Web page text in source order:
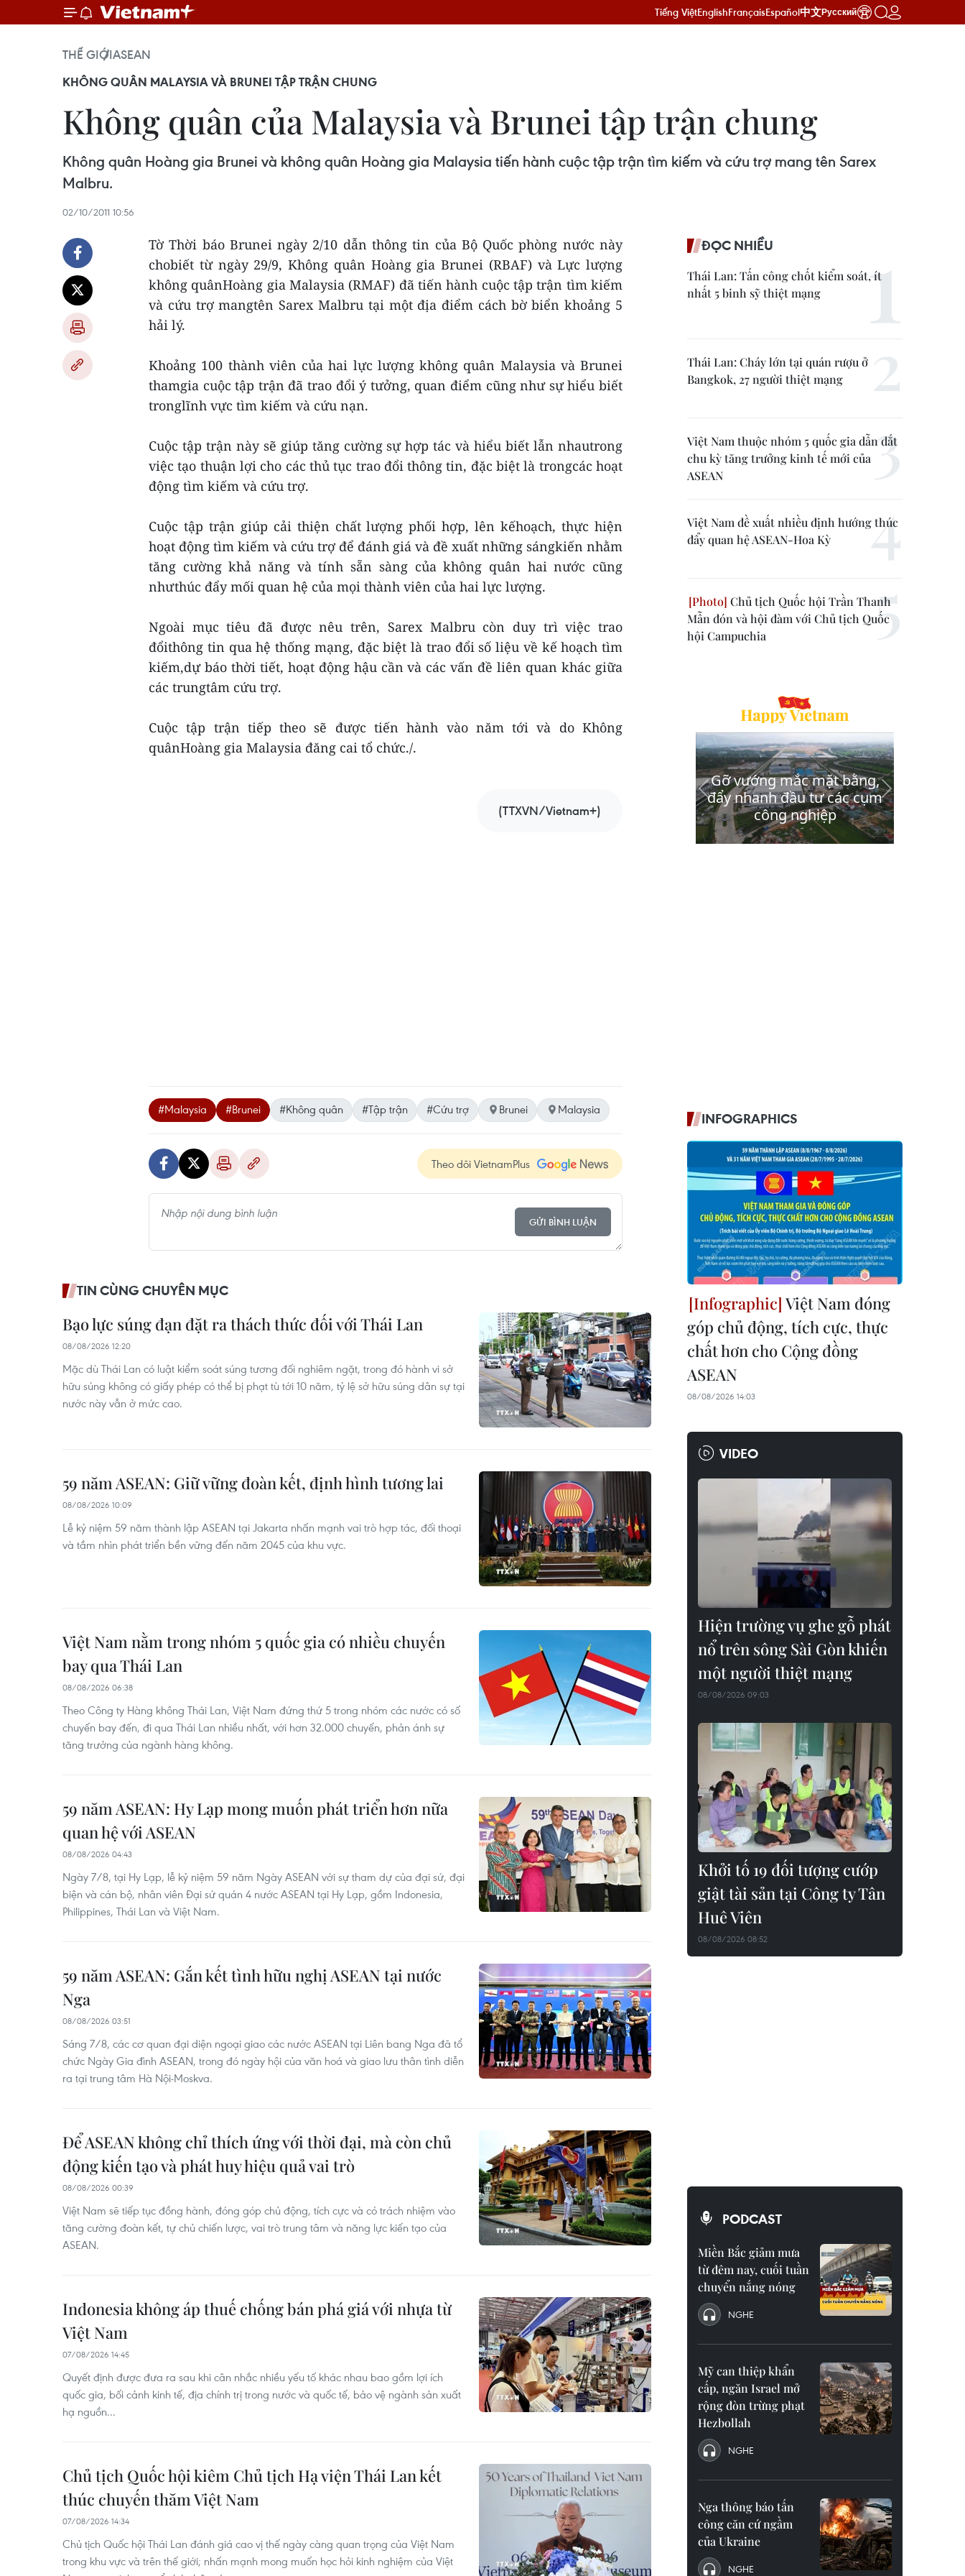
Tiếng ViệtEnglishFrançaisEspañol中文Русский
THẾ GIỚIASEAN
KHÔNG QUÂN MALAYSIA VÀ BRUNEI TẬP TRẬN CHUNG
Không quân của Malaysia và Brunei tập trận chung
Không quân Hoàng gia Brunei và không quân Hoàng gia Malaysia tiến hành cuộc tập trận tìm kiếm và cứu trợ mang tên Sarex
Malbru.
02/10/2011 10:56
Tờ Thời báo Brunei ngày 2/10 dẫn thông tin của Bộ Quốc phòng nước này
chobiết từ ngày 29/9, Không quân Hoàng gia Brunei (RBAF) và Lực lượng
không quânHoàng gia Malaysia (RMAF) đã tiến hành cuộc tập trận tìm kiếm
và cứu trợ mangtên Sarex Malbru tại một địa điểm cách bờ biển khoảng 5
hải lý.
Khoảng 100 thành viên của hai lực lượng không quân Malaysia và Brunei
thamgia cuộc tập trận đã trao đổi ý tưởng, quan điểm cũng như sự hiểu biết
tronglĩnh vực tìm kiếm và cứu nạn.
Cuộc tập trận này sẽ giúp tăng cường sự hợp tác và hiểu biết lẫn nhautrong
việc tạo thuận lợi cho các thủ tục trao đổi thông tin, đặc biệt là trongcác hoạt
động tìm kiếm và cứu trợ.
Cuộc tập trận giúp cải thiện chất lượng phối hợp, lên kếhoạch, thực hiện
hoạt động tìm kiếm và cứu trợ để đánh giá và đề xuất những sángkiến nhằm
tăng cường khả năng và tính sẵn sàng của không quân hai nước cũng
nhưthúc đẩy mối quan hệ của mọi thành viên của hai lực lượng.
Ngoài mục tiêu đã được nêu trên, Sarex Malbru còn duy trì việc trao
đổithông tin qua hệ thống mạng, đặc biệt là trao đổi số liệu về kế hoạch tìm
kiếm,dự báo thời tiết, hoạt động hậu cần và các vấn đề liên quan khác giữa
các trungtâm cứu trợ.
Cuộc tập trận tiếp theo sẽ được tiến hành vào năm tới và do Không
quânHoàng gia Malaysia đăng cai tổ chức./.
(TTXVN/Vietnam+)
#Malaysia #Brunei #Không quân #Tập trận #Cứu trợ Brunei Malaysia
Theo dõi VietnamPlus
GỬI BÌNH LUẬN
TIN CÙNG CHUYÊN MỤC
Bạo lực súng đạn đặt ra thách thức đối với Thái Lan
08/08/2026 12:20
Mặc dù Thái Lan có luật kiểm soát súng tương đối nghiêm ngặt, trong đó hành vi sở
hữu súng không có giấy phép có thể bị phạt tù tới 10 năm, tỷ lệ sở hữu súng dân sự tại
nước này vẫn ở mức cao.
59 năm ASEAN: Giữ vững đoàn kết, định hình tương lai
08/08/2026 10:09
Lễ kỷ niệm 59 năm thành lập ASEAN tại Jakarta nhấn mạnh vai trò hợp tác, đối thoại
và tầm nhìn phát triển bền vững đến năm 2045 của khu vực.
Việt Nam nằm trong nhóm 5 quốc gia có nhiều chuyến
bay qua Thái Lan
08/08/2026 06:38
Theo Công ty Hàng không Thái Lan, Việt Nam đứng thứ 5 trong nhóm các nước có số
chuyến bay đến, đi qua Thái Lan nhiều nhất, với hơn 32.000 chuyến, phản ánh sự
tăng trưởng của ngành hàng không.
59 năm ASEAN: Hy Lạp mong muốn phát triển hơn nữa
quan hệ với ASEAN
08/08/2026 04:43
Ngày 7/8, tại Hy Lạp, lễ kỷ niệm 59 năm Ngày ASEAN với sự tham dự của đại sứ, đại
biện và cán bộ, nhân viên Đại sứ quán 4 nước ASEAN tại Hy Lạp, gồm Indonesia,
Philippines, Thái Lan và Việt Nam.
59 năm ASEAN: Gắn kết tình hữu nghị ASEAN tại nước
Nga
08/08/2026 03:51
Sáng 7/8, các cơ quan đại diện ngoại giao các nước ASEAN tại Liên bang Nga đã tổ
chức Ngày Gia đình ASEAN, trong đó ngày hội của văn hoá và giao lưu thân tình diễn
ra tại trung tâm Hà Nội-Moskva.
Để ASEAN không chỉ thích ứng với thời đại, mà còn chủ
động kiến tạo và phát huy hiệu quả vai trò
08/08/2026 00:39
Việt Nam sẽ tiếp tục đồng hành, đóng góp chủ động, tích cực và có trách nhiệm vào
tăng cường đoàn kết, tự chủ chiến lược, vai trò trung tâm và năng lực kiến tạo của
ASEAN.
Indonesia không áp thuế chống bán phá giá với nhựa từ
Việt Nam
07/08/2026 14:45
Quyết định được đưa ra sau khi cân nhắc nhiều yếu tố khác nhau bao gồm lợi ích
quốc gia, bối cảnh kinh tế, địa chính trị trong nước và quốc tế, bảo vệ ngành sản xuất
hạ nguồn...
Chủ tịch Quốc hội kiêm Chủ tịch Hạ viện Thái Lan kết
thúc chuyến thăm Việt Nam
07/08/2026 14:34
Chủ tịch Quốc hội Thái Lan đánh giá cao vị thế ngày càng quan trọng của Việt Nam
trong khu vực và trên thế giới; nhấn mạnh mong muốn học hỏi kinh nghiệm của Việt
ĐỌC NHIỀU
Thái Lan: Tấn công chốt kiểm soát, ít
nhất 5 binh sỹ thiệt mạng
Thái Lan: Cháy lớn tại quán rượu ở
Bangkok, 27 người thiệt mạng
Việt Nam thuộc nhóm 5 quốc gia dẫn dắt
chu kỳ tăng trưởng kinh tế mới của
ASEAN
Việt Nam đề xuất nhiều định hướng thúc
đẩy quan hệ ASEAN-Hoa Kỳ
Chủ tịch Quốc hội Trần Thanh
Mẫn đón và hội đàm với Chủ tịch Quốc
hội Campuchia
INFOGRAPHICS
Việt Nam đóng
góp chủ động, tích cực, thực
chất hơn cho Cộng đồng
ASEAN
08/08/2026 14:03
VIDEO
Hiện trường vụ ghe gỗ phát
nổ trên sông Sài Gòn khiến
một người thiệt mạng
08/08/2026 09:03
Khởi tố 19 đối tượng cướp
giật tài sản tại Công ty Tân
Huê Viên
08/08/2026 08:52
PODCAST
Miền Bắc giảm mưa
từ đêm nay, cuối tuần
chuyển nắng nóng
NGHE
Mỹ can thiệp khẩn
cấp, ngăn Israel mở
rộng đòn trừng phạt
Hezbollah
NGHE
Nga thông báo tấn
công căn cứ ngầm
của Ukraine
NGHE